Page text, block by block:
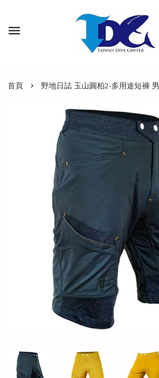
首頁 › 野地日誌 玉山圓柏2-多用途短褲 男